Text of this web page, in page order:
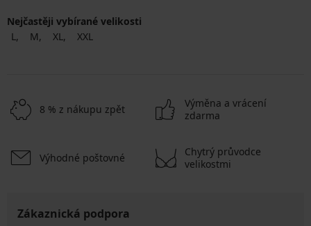
Nejčastěji vybírané velikosti
L
M XL XXL
8 % z nákupu zpět
Výměna a vrácení
zdarma
Výhodné poštovné
Chytrý průvodce
velikostmi
Zákaznická podpora